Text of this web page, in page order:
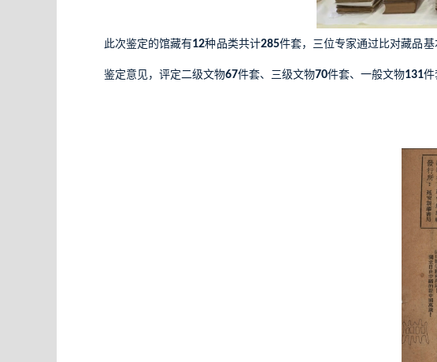
此次鉴定的馆藏有12种品类共计285件套，三位专家通过比对藏品
鉴定意见，评定二级文物67件套、三级文物70件套、一般文物131件